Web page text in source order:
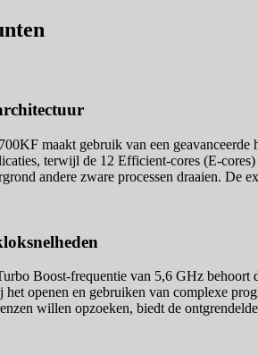
maakt gebruik van een geavanceerde
terwijl de 12 Efficient-cores (E-
andere zware processen draaien. De
Boost-frequentie van 5,6 GHz behoort
openen en gebruiken van complexe
willen opzoeken, biedt de